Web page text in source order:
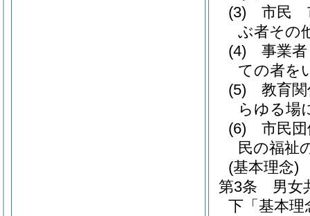
(3)
市民
ぶ者その
(4)
事業
ての者を
(5)
教育
らゆる場
(6)
市民
民の福祉
(基本理念)
第3条
男女
下「基本